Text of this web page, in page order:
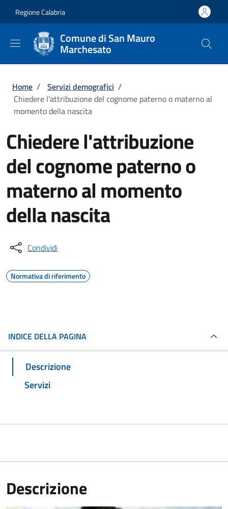
Regione Calabria
Comune di San Mauro
Marchesato
Briciole di pane
Home / Servizi demografici /
Chiedere l'attribuzione del cognome paterno o materno al
momento della nascita
Chiedere l'attribuzione
del cognome paterno o
materno al momento
della nascita
Condividi
Normativa di riferimento
INDICE DELLA PAGINA
Descrizione
Servizi
Descrizione